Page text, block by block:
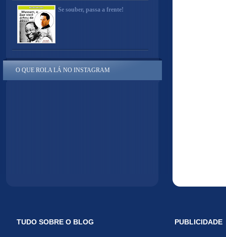
Se souber, passa a frente!
O QUE ROLA LÁ NO INSTAGRAM
TUDO SOBRE O BLOG PUBLICIDADE